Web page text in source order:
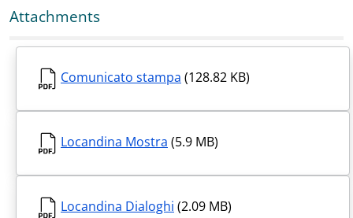
Attachments
Comunicato stampa (128.82 KB)
Locandina Mostra (5.9 MB)
Locandina Dialoghi (2.09 MB)